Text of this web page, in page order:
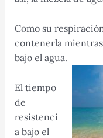
Como su
contenerla
bajo el agua.
El tiempo
de
resistenci
a bajo el